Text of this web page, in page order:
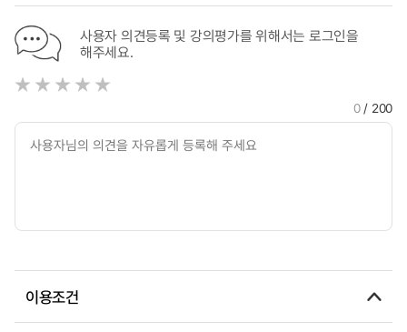
사용자 의견등록 및 강의평가를 위해서는 로그인을
해주세요.
0/ 200
이용조건